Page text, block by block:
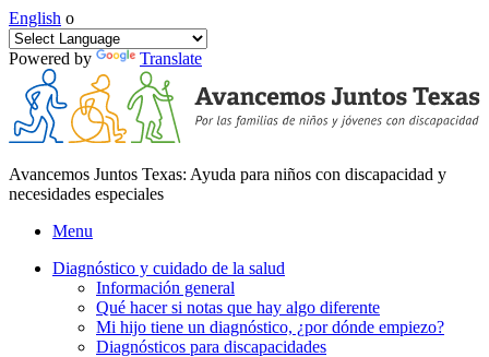
English o
Powered by Translate
Avancemos Juntos Texas: Ayuda para niños con discapacidad y
necesidades especiales
Menu
Diagnóstico y cuidado de la salud
Información general
Qué hacer si notas que hay algo diferente
Mi hijo tiene un diagnóstico, ¿por dónde empiezo?
Diagnósticos para discapacidades